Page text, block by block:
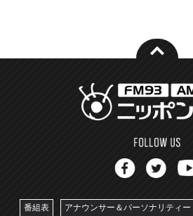
番組表 アナウンサー＆パーソナリティー